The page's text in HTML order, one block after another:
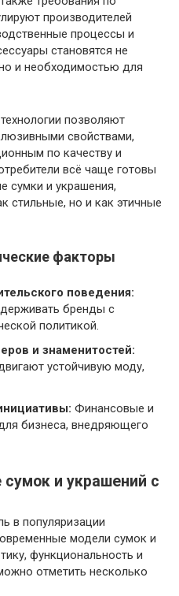
производителей
процессы и
становятся не
и необходимостью для
позволяют
свойствами,
по качеству и
всё чаще готовы
сумки и украшения,
стильные, но и как этичные
факторы
поведения:
бренды с
политикой.
и знаменитостей:
устойчивую моду,
Финансовые и
бизнеса, внедряющего
и украшений с
в популяризации
модели сумок и
функциональность и
отметить несколько